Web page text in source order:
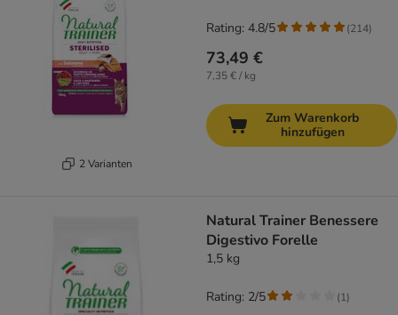
2 Varianten
73,49 €
7,35 € / kg
Rating: 4.8/5 (214)
Zum Warenkorb
hinzufügen
Natural Trainer Benessere
Digestivo Forelle
1,5 kg
Rating: 2/5 (1)